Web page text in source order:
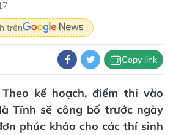
trên
Copy link
kế hoạch, điểm thi vào
Tĩnh sẽ công bố trước ngày
phúc khảo cho các thí sinh